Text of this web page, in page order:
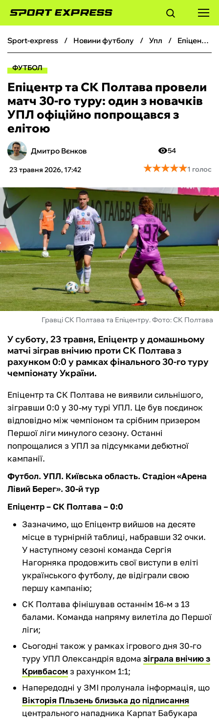
ФУТБОЛ
БОКС
ХОКЕЙ
ТЕНІС
КІБЕРСПОРТ
ЧС-2026
ФУТЗАЛ
ІНШІ
БУКМЕКЕРИ
sport-express новини футболу упл Епіцентр та СК Полтава провели матч 30-го туру: один з новачків УПЛ офіційно попрощався з елітою
ФУТБОЛ
Епіцентр та СК Полтава провели
матч 30-го туру: один з новачків
УПЛ офіційно попрощався з
елітою
Дмитро Вєнков
23 травня 2026, 17:42
54
★★★★★
★★★★★1 голос
Гравці СК Полтава та Епіцентру. Фото: СК Полтава
У суботу, 23 травня, Епіцентр у домашньому
матчі зіграв внічию проти СК Полтава з
рахунком 0:0 у рамках фінального 30-го туру
чемпіонату України.
Епіцентр та СК Полтава не виявили сильнішого,
зігравши 0:0 у 30-му турі УПЛ. Це був поєдинок
відповідно між чемпіоном та срібним призером
Першої ліги минулого сезону. Останні
попрощалися з УПЛ за підсумками дебютної
кампанії.
Футбол. УПЛ. Київська область. Стадіон «Арена
Лівий Берег». 30-й тур
Епіцентр – СК Полтава – 0:0
Зазначимо, що Епіцентр вийшов на десяте
місце в турнірній таблиці, набравши 32 очки.
У наступному сезоні команда Сергія
Нагорняка продовжить свої виступи в еліті
українського футболу, де відіграли свою
першу кампанію;
СК Полтава фінішував останнім 16-м з 13
балами. Команда напряму вилетіла до Першої
ліги;
Сьогодні також у рамках ігрового дня 30-го
туру УПЛ Олександрія вдома зіграла внічию з
Кривбасомз рахунком 1:1;
Напередодні у ЗМІ пролунала інформація, що
Вікторія Пльзень близька до підписання
центрального нападника Карпат Бабукара